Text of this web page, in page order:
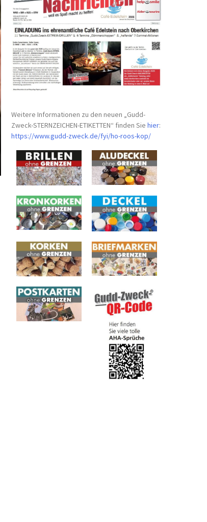
Weitere Informationen zu den neuen „Gudd-
Zweck-STERNZEICHEN-ETIKETTEN“ finden Siehier:
https://www.gudd-zweck.de/fyi/ho-roos-kop/